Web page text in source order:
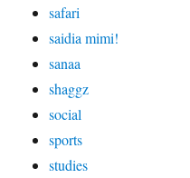
safari
saidia mimi!
sanaa
shaggz
social
sports
studies